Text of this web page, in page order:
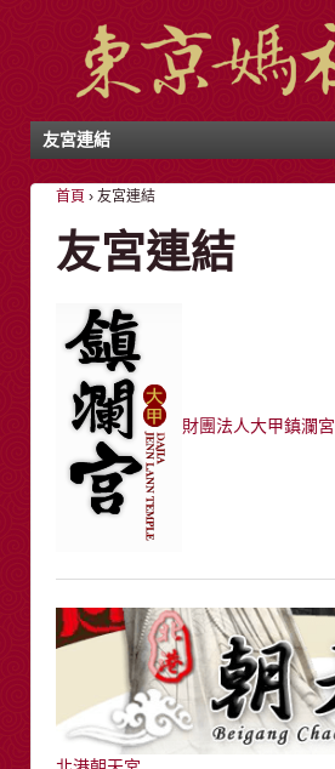
友宮連結
首頁 › 友宮連結
友宮連結
財團法人大甲鎮瀾宮